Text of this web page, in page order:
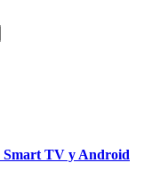
Smart TV y Android